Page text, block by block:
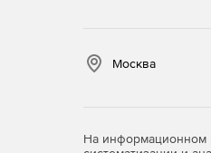
Москва
На информационном